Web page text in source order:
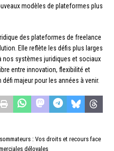
modèles de plateformes plus
des plateformes de freelance
Elle reflète les défis plus larges
nos systèmes juridiques et sociaux
entre innovation, flexibilité et
majeur pour les années à venir.
: Vos droits et recours face
déloyales